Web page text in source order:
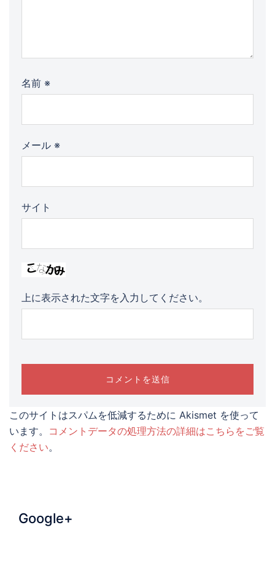
名前 ※
メール ※
サイト
上に表示された文字を入力してください。
このサイトはスパムを低減するために Akismet を使って
います。 コメントデータの処理方法の詳細はこちらをご覧
ください。
Google+